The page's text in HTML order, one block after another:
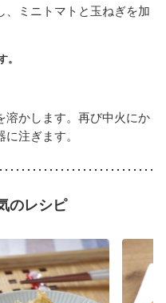
ミニトマトと玉ねぎを加
溶かします。再び中火にか
注ぎます。
のレシピ